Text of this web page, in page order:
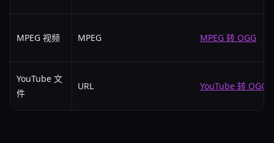
MPEG 视频 MPEG MPEG 转 OGG
YouTube 文
件
URL YouTube 转 OGG